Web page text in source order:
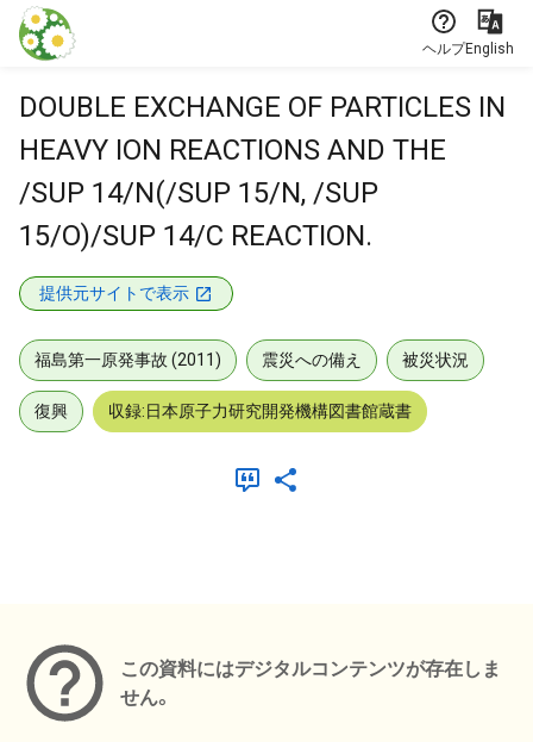
本文に飛ぶ
ヘルプEnglish
DOUBLE EXCHANGE OF PARTICLES IN
HEAVY ION REACTIONS AND THE
/SUP 14/N(/SUP 15/N, /SUP
15/O)/SUP 14/C REACTION.
提供元サイトで表示
福島第一原発事故 (2011) 震災への備え 被災状況
復興 収録:日本原子力研究開発機構図書館蔵書
この資料にはデジタルコンテンツが存在しま
せん。